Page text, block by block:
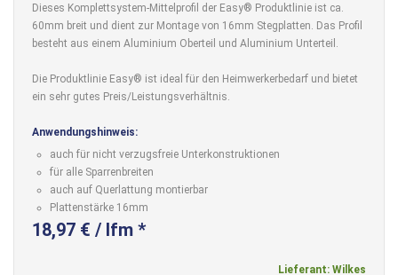
Dieses Komplettsystem-Mittelprofil der Easy® Produktlinie ist ca.
60mm breit und dient zur Montage von 16mm Stegplatten. Das Profil
besteht aus einem Aluminium Oberteil und Aluminium Unterteil.
Die Produktlinie Easy® ist ideal für den Heimwerkerbedarf und bietet
ein sehr gutes Preis/Leistungsverhältnis.
Anwendungshinweis:
auch für nicht verzugsfreie Unterkonstruktionen
für alle Sparrenbreiten
auch auf Querlattung montierbar
Plattenstärke 16mm
18,97 € / lfm *
Lieferant: Wilkes